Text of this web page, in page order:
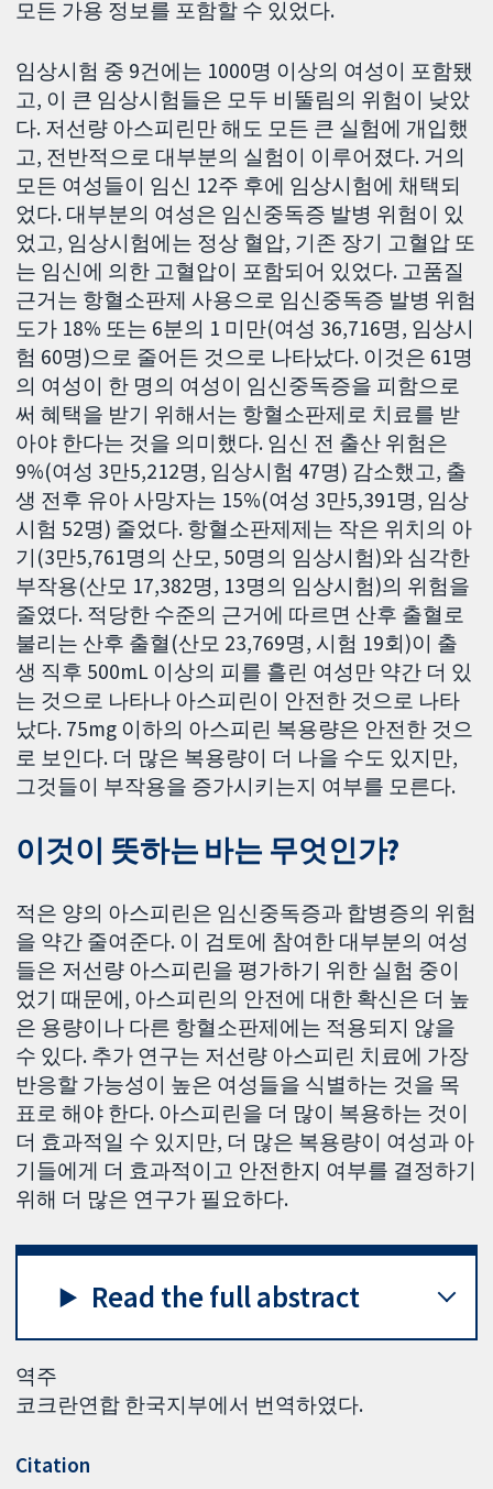
모든 가용 정보를 포함할 수 있었다.
임상시험 중 9건에는 1000명 이상의 여성이 포함됐
고, 이 큰 임상시험들은 모두 비뚤림의 위험이 낮았
다. 저선량 아스피린만 해도 모든 큰 실험에 개입했
고, 전반적으로 대부분의 실험이 이루어졌다. 거의
모든 여성들이 임신 12주 후에 임상시험에 채택되
었다. 대부분의 여성은 임신중독증 발병 위험이 있
었고, 임상시험에는 정상 혈압, 기존 장기 고혈압 또
는 임신에 의한 고혈압이 포함되어 있었다. 고품질
근거는 항혈소판제 사용으로 임신중독증 발병 위험
도가 18% 또는 6분의 1 미만(여성 36,716명, 임상시
험 60명)으로 줄어든 것으로 나타났다. 이것은 61명
의 여성이 한 명의 여성이 임신중독증을 피함으로
써 혜택을 받기 위해서는 항혈소판제로 치료를 받
아야 한다는 것을 의미했다. 임신 전 출산 위험은
9%(여성 3만5,212명, 임상시험 47명) 감소했고, 출
생 전후 유아 사망자는 15%(여성 3만5,391명, 임상
시험 52명) 줄었다. 항혈소판제제는 작은 위치의 아
기(3만5,761명의 산모, 50명의 임상시험)와 심각한
부작용(산모 17,382명, 13명의 임상시험)의 위험을
줄였다. 적당한 수준의 근거에 따르면 산후 출혈로
불리는 산후 출혈(산모 23,769명, 시험 19회)이 출
생 직후 500mL 이상의 피를 흘린 여성만 약간 더 있
는 것으로 나타나 아스피린이 안전한 것으로 나타
났다. 75mg 이하의 아스피린 복용량은 안전한 것으
로 보인다. 더 많은 복용량이 더 나을 수도 있지만,
그것들이 부작용을 증가시키는지 여부를 모른다.
이것이 뜻하는 바는 무엇인가?
적은 양의 아스피린은 임신중독증과 합병증의 위험
을 약간 줄여준다. 이 검토에 참여한 대부분의 여성
들은 저선량 아스피린을 평가하기 위한 실험 중이
었기 때문에, 아스피린의 안전에 대한 확신은 더 높
은 용량이나 다른 항혈소판제에는 적용되지 않을
수 있다. 추가 연구는 저선량 아스피린 치료에 가장
반응할 가능성이 높은 여성들을 식별하는 것을 목
표로 해야 한다. 아스피린을 더 많이 복용하는 것이
더 효과적일 수 있지만, 더 많은 복용량이 여성과 아
기들에게 더 효과적이고 안전한지 여부를 결정하기
위해 더 많은 연구가 필요하다.
Read the full abstract
역주
코크란연합 한국지부에서 번역하였다.
Citation